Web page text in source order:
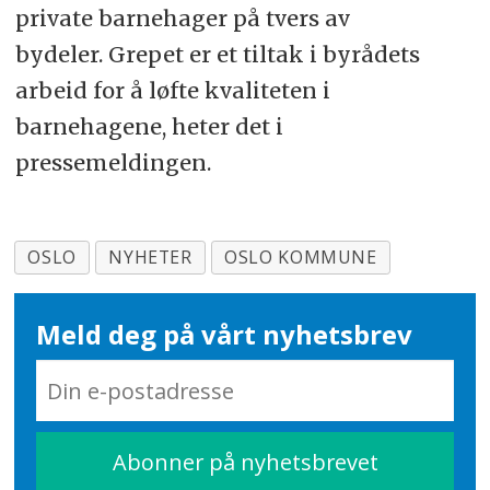
private barnehager på tvers av
bydeler. Grepet er et tiltak i byrådets
arbeid for å løfte kvaliteten i
barnehagene, heter det i
pressemeldingen.
OSLO NYHETER OSLO KOMMUNE
Meld deg på vårt nyhetsbrev